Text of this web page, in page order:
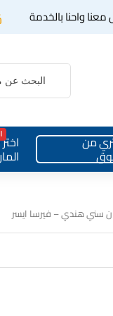
واحنا بالخدمة
من
سني هندي – فيرسا ايسر